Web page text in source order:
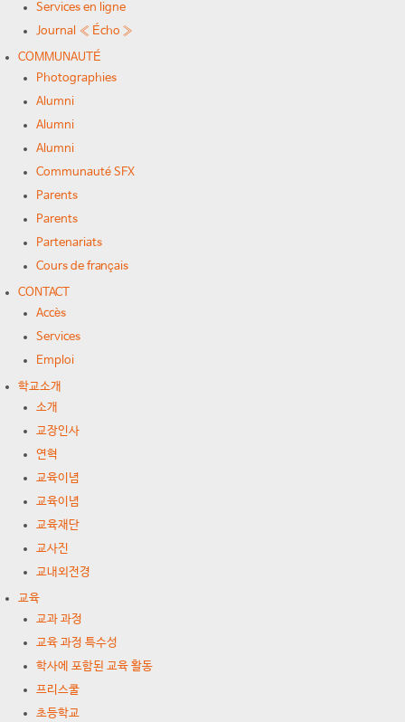
Services en ligne
Journal « Écho »
COMMUNAUTÉ
Photographies
Alumni
Alumni
Alumni
Communauté SFX
Parents
Parents
Partenariats
Cours de français
CONTACT
Accès
Services
Emploi
학교소개
소개
교장인사
연혁
교육이념
교육이념
교육재단
교사진
교내외전경
교육
교과 과정
교육 과정 특수성
학사에 포함된 교육 활동
프리스쿨
초등학교